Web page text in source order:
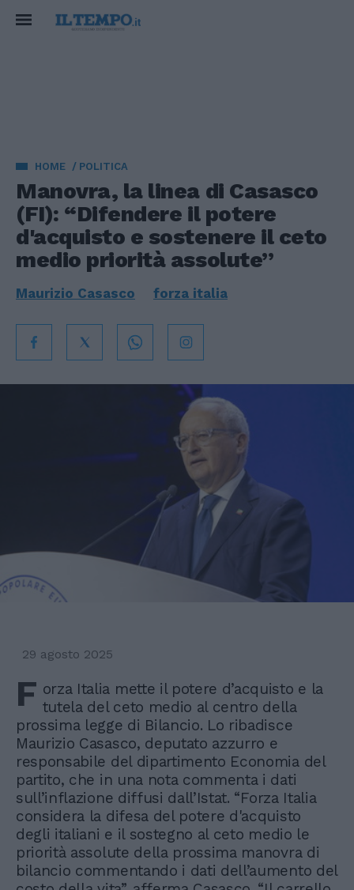
HOME POLITICA
Manovra, la linea di Casasco
(FI): “Difendere il potere
d'acquisto e sostenere il ceto
medio priorità assolute”
Maurizio Casasco forza italia
29 agosto 2025
F orza Italia mette il potere d’acquisto e la
tutela del ceto medio al centro della
prossima legge di Bilancio. Lo ribadisce
Maurizio Casasco, deputato azzurro e
responsabile del dipartimento Economia del
partito, che in una nota commenta i dati
sull’inflazione diffusi dall’Istat. “Forza Italia
considera la difesa del potere d'acquisto
degli italiani e il sostegno al ceto medio le
priorità assolute della prossima manovra di
bilancio commentando i dati dell’aumento del